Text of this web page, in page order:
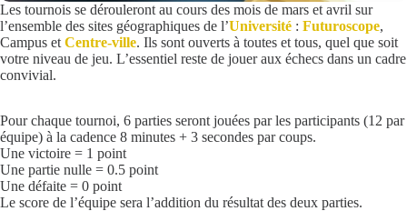
Les tournois se dérouleront au cours des mois de mars et avril sur
l’ensemble des sites géographiques de l’Université : Futuroscope,
Campus et Centre-ville. Ils sont ouverts à toutes et tous, quel que soit
votre niveau de jeu. L’essentiel reste de jouer aux échecs dans un cadre
convivial.
Pour chaque tournoi, 6 parties seront jouées par les participants (12 par
équipe) à la cadence 8 minutes + 3 secondes par coups.
Une victoire = 1 point
Une partie nulle = 0.5 point
Une défaite = 0 point
Le score de l’équipe sera l’addition du résultat des deux parties.